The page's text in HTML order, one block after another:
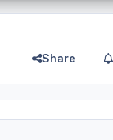
Share